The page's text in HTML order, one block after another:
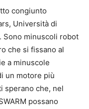
congiunto
Università di
Sono minuscoli robot
che si fissano al
a minuscole
un motore più
sperano che, nel
possano